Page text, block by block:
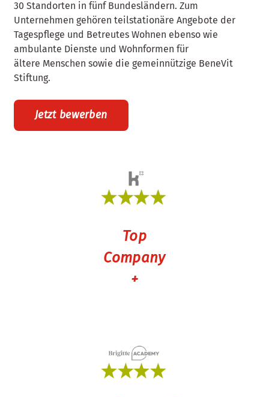
30 Standorten in fünf Bundesländern. Zum
Unternehmen gehören teilstationäre Angebote der
Tagespflege und Betreutes Wohnen ebenso wie
ambulante Dienste und Wohnformen für
ältere Menschen sowie die gemeinnützige BeneVit
Stiftung.
Top
Company
+